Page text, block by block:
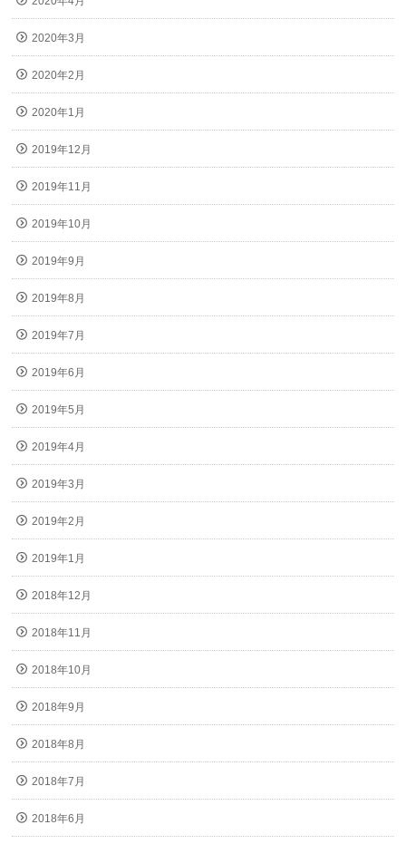
2020年3月
2020年2月
2020年1月
2019年12月
2019年11月
2019年10月
2019年9月
2019年8月
2019年7月
2019年6月
2019年5月
2019年4月
2019年3月
2019年2月
2019年1月
2018年12月
2018年11月
2018年10月
2018年9月
2018年8月
2018年7月
2018年6月